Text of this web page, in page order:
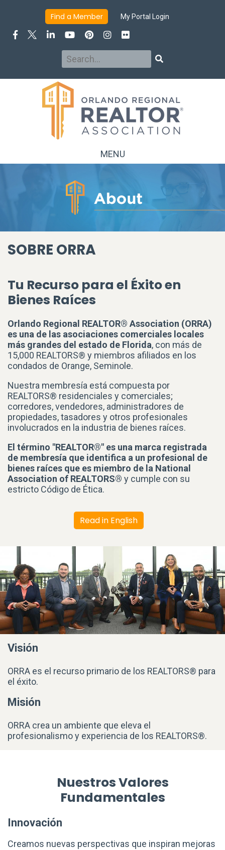
Find a Member My Portal Login
Search
MENU
SOBRE ORRA
Tu Recurso para el Éxito en
Bienes Raíces
Orlando Regional REALTOR® Association (ORRA)
es una de las asociaciones comerciales locales
más grandes del estado de Florida, con más de
15,000 REALTORS® y miembros afiliados en los
condados de Orange, Seminole.
Nuestra membresía está compuesta por
REALTORS® residenciales y comerciales;
corredores, vendedores, administradores de
propiedades, tasadores y otros profesionales
involucrados en la industria de bienes raíces.
El término "REALTOR®" es una marca registrada
de membresía que identifica a un profesional de
bienes raíces que es miembro de la National
Association of REALTORS® y cumple con su
estricto Código de Ética.
Read in English
Visión
ORRA es el recurso primario de los REALTORS® para
el éxito.
Misión
ORRA crea un ambiente que eleva el
profesionalismo y experiencia de los REALTORS®.
Nuestros Valores
Fundamentales
Innovación
Creamos nuevas perspectivas que inspiran mejoras